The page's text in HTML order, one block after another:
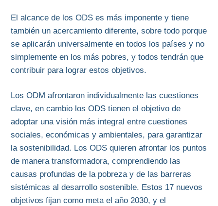
El alcance de los ODS es más imponente y tiene
también un acercamiento diferente, sobre todo porque
se aplicarán universalmente en todos los países y no
simplemente en los más pobres, y todos tendrán que
contribuir para lograr estos objetivos.
Los ODM afrontaron individualmente las cuestiones
clave, en cambio los ODS tienen el objetivo de
adoptar una visión más integral entre cuestiones
sociales, económicas y ambientales, para garantizar
la sostenibilidad. Los ODS quieren afrontar los puntos
de manera transformadora, comprendiendo las
causas profundas de la pobreza y de las barreras
sistémicas al desarrollo sostenible. Estos 17 nuevos
objetivos fijan como meta el año 2030, y el